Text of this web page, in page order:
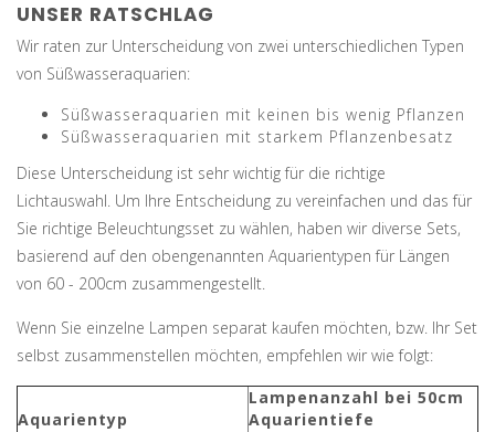
UNSER RATSCHLAG
Wir raten zur Unterscheidung von zwei unterschiedlichen Typen
von Süßwasseraquarien:
Süßwasseraquarien mit keinen bis wenig Pflanzen
Süßwasseraquarien mit starkem Pflanzenbesatz
Diese Unterscheidung ist sehr wichtig für die richtige
Lichtauswahl. Um Ihre Entscheidung zu vereinfachen und das für
Sie richtige Beleuchtungsset zu wählen, haben wir diverse Sets,
basierend auf den obengenannten Aquarientypen für Längen
von 60 - 200cm zusammengestellt.
Wenn Sie einzelne Lampen separat kaufen möchten, bzw. Ihr Set
selbst zusammenstellen möchten, empfehlen wir wie folgt:
Aquarientyp
Lampenanzahl bei 50cm
Aquarientiefe